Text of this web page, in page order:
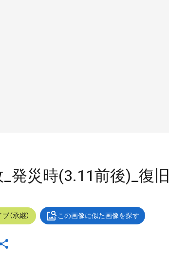
発災時(3.11前後)_復旧
（承継） この画像に似た画像を探す